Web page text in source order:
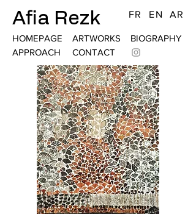
Afia Rezk FR EN AR
HOMEPAGE
APPROACH
ARTWORKS
CONTACT
BIOGRAPHY